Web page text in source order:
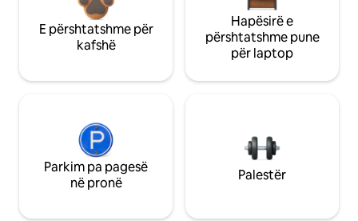
E përshtatshme për
kafshë
Hapësirë e
përshtatshme pune
për laptop
Parkim pa pagesë
në pronë
Palestër